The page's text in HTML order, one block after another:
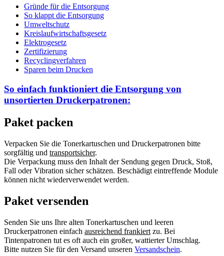
Gründe für die Entsorgung
So klappt die Entsorgung
Umweltschutz
Kreislaufwirtschaftsgesetz
Elektrogesetz
Zertifizierung
Recyclingverfahren
Sparen beim Drucken
So einfach funktioniert die Entsorgung von
unsortierten Druckerpatronen:
Paket packen
Verpacken Sie die Tonerkartuschen und Druckerpatronen bitte
sorgfältig und transportsicher.
Die Verpackung muss den Inhalt der Sendung gegen Druck, Stoß,
Fall oder Vibration sicher schätzen. Beschädigt eintreffende Module
können nicht wiederverwendet werden.
Paket versenden
Senden Sie uns Ihre alten Tonerkartuschen und leeren
Druckerpatronen einfach ausreichend frankiert zu. Bei
Tintenpatronen tut es oft auch ein großer, wattierter Umschlag.
Bitte nutzen Sie für den Versand unseren Versandschein.